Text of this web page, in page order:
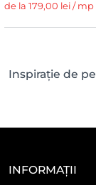
de la 179,00 lei / mp
Inspirație de pe
INFORMAȚII